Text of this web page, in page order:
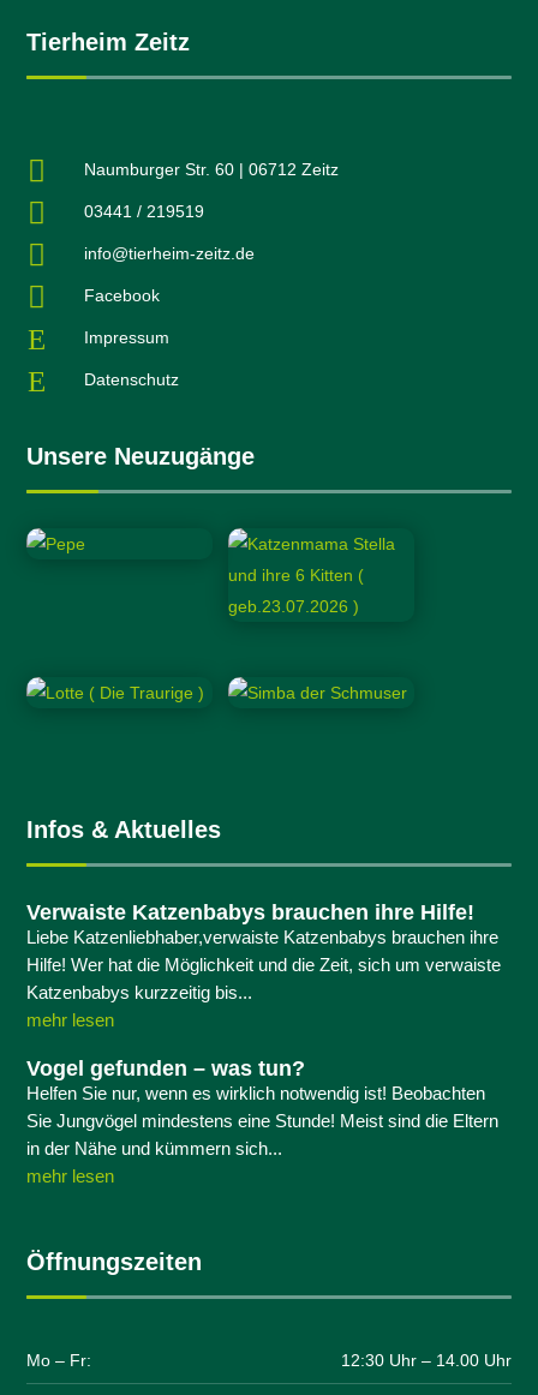
Tierheim Zeitz
 Naumburger Str. 60 | 06712 Zeitz
 03441 / 219519
 info@tierheim-zeitz.de
 Facebook
E Impressum
E Datenschutz
Unsere Neuzugänge
Infos & Aktuelles
Verwaiste Katzenbabys brauchen ihre Hilfe!
Liebe Katzenliebhaber,verwaiste Katzenbabys brauchen ihre
Hilfe! Wer hat die Möglichkeit und die Zeit, sich um verwaiste
Katzenbabys kurzzeitig bis...
mehr lesen
Vogel gefunden – was tun?
Helfen Sie nur, wenn es wirklich notwendig ist! Beobachten
Sie Jungvögel mindestens eine Stunde! Meist sind die Eltern
in der Nähe und kümmern sich...
mehr lesen
Öffnungszeiten
Mo – Fr: 12:30 Uhr – 14.00 Uhr